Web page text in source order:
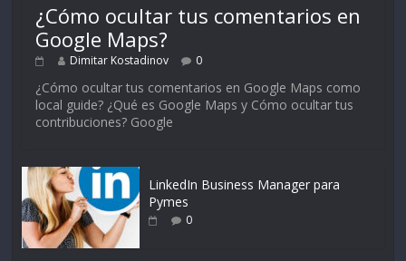
¿Cómo ocultar tus comentarios en
Google Maps?
Dimitar Kostadinov 0
¿Cómo ocultar tus comentarios en Google Maps como
local guide? ¿Qué es Google Maps y Cómo ocultar tus
contribuciones? Google
LinkedIn Business Manager para
Pymes
0